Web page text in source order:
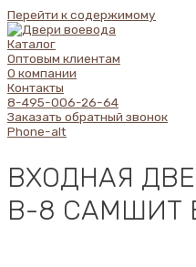
Перейти к содержимому
Каталог
Оптовым клиентам
О компании
Контакты
8-495-006-26-64
Заказать обратный звонок
Phone-alt
ВХОДНАЯ
В-8 САМШИТ